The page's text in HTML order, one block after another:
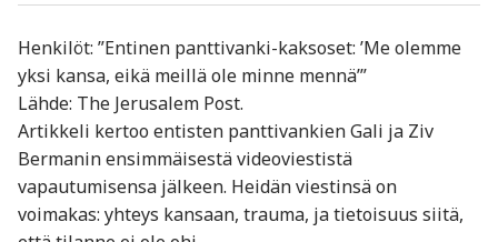
Henkilöt: ”Entinen panttivanki-kaksoset: ’Me olemme
yksi kansa, eikä meillä ole minne mennä’”
Lähde: The Jerusalem Post.
Artikkeli kertoo entisten panttivankien Gali ja Ziv
Bermanin ensimmäisestä videoviestistä
vapautumisensa jälkeen. Heidän viestinsä on
voimakas: yhteys kansaan, trauma, ja tietoisuus siitä,